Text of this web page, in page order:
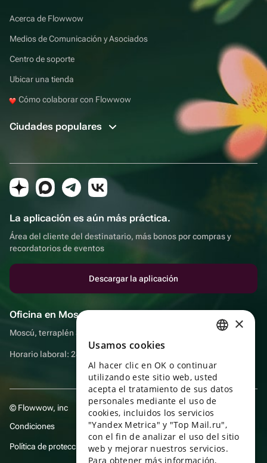
Acerca de Flowwow
Medios de Comunicación y Asociados
Centro de soporte
Ubicar una tienda
Cómo colaborar con Flowwow
Ciudades populares
La aplicación es aún más práctica.
Área del cliente del destinatario, más bonos por compras y
recordatorios de eventos
Descargar la aplicación
Oficina en Moscú
Moscú, terraplén Sadovnicheskaya, 9, sala 2/3
Horario laboral: 24 horas
© Flowwow, inc
Condiciones
Política de protección y privacidad de datos
ENGLISH
UKRAINIAN
PORTUGUESE
SPANISH
HUNGARIAN
×
Usamos cookies
Al hacer clic en OK o continuar
utilizando este sitio web, usted
acepta el tratamiento de sus datos
personales mediante el uso de
cookies, incluidos los servicios
"Yandex Metrica" y "Top Mail.ru",
con el fin de analizar el uso del sitio
web y mejorar nuestros servicios.
Para obtener más información,